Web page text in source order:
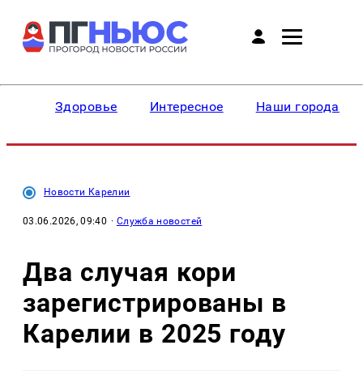
Здоровье Интересное Наши города
Новости Карелии
03.06.2026, 09:40 · Служба новостей
Два случая кори
зарегистрированы в
Карелии в 2025 году